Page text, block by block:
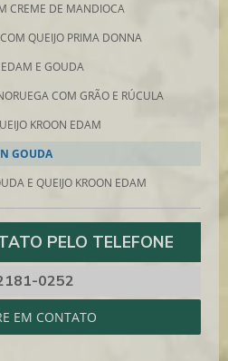
CREME DE MANDIOCA
QUEIJO PRIMA DONNA
EDAM E GOUDA
COM GRÃO E RÚCULA
KROON EDAM
GOUDA
E QUEIJO KROON EDAM
PELO TELEFONE
0252
EM CONTATO